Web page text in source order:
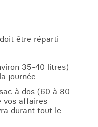
être réparti
35-40 litres)
journée.
à dos (60 à 80
vos affaires
durant tout le